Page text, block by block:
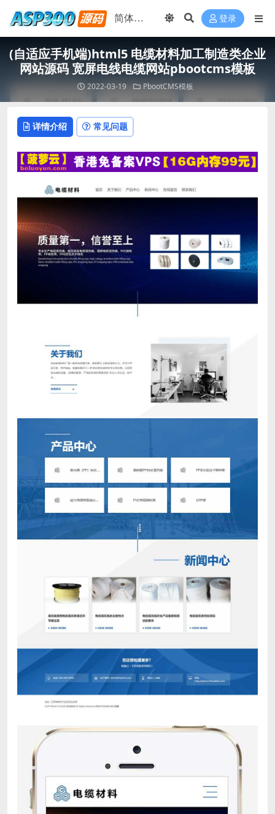
登录
(自适应手机端)html5 电缆材料加工制造类企业
网站源码 宽屏电线电缆网站pbootcms模板
2022-03-19 PbootCMS模板
详情介绍 常见问题